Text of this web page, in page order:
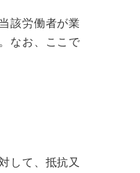
該労働者が業
なお、ここで
して、抵抗又